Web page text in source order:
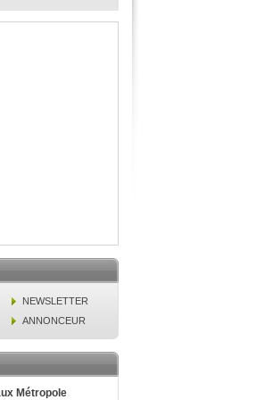
NEWSLETTER
ANNONCEUR
Métropole